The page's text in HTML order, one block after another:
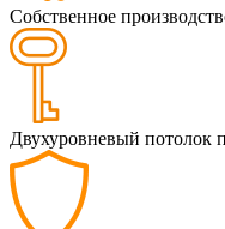
Собственное
Двухуровневый потолок